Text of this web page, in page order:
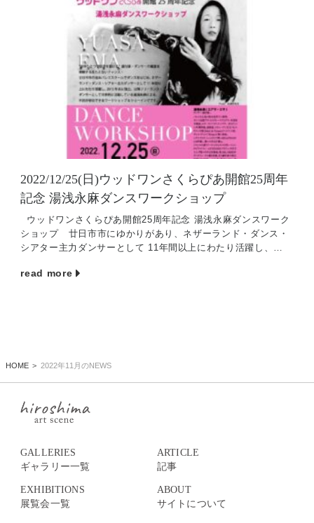
2022/12/25(日)ウッドワンさくらぴあ開館25周年
記念 湯浅永麻ダンスワークショップ
ウッドワンさくらぴあ開館25周年記念 湯浅永麻ダンスワーク
ショップ 廿日市市にゆかりがあり、ネザーランド・ダンス・
シアター主力ダンサーとして 11年間以上にわたり活躍し、
read more
HOME 2022年11月のNEWS
GALLERIES
ギャラリー一覧
EXHIBITIONS
展覧会一覧
ARTICLE
記事
ABOUT
サイトについて